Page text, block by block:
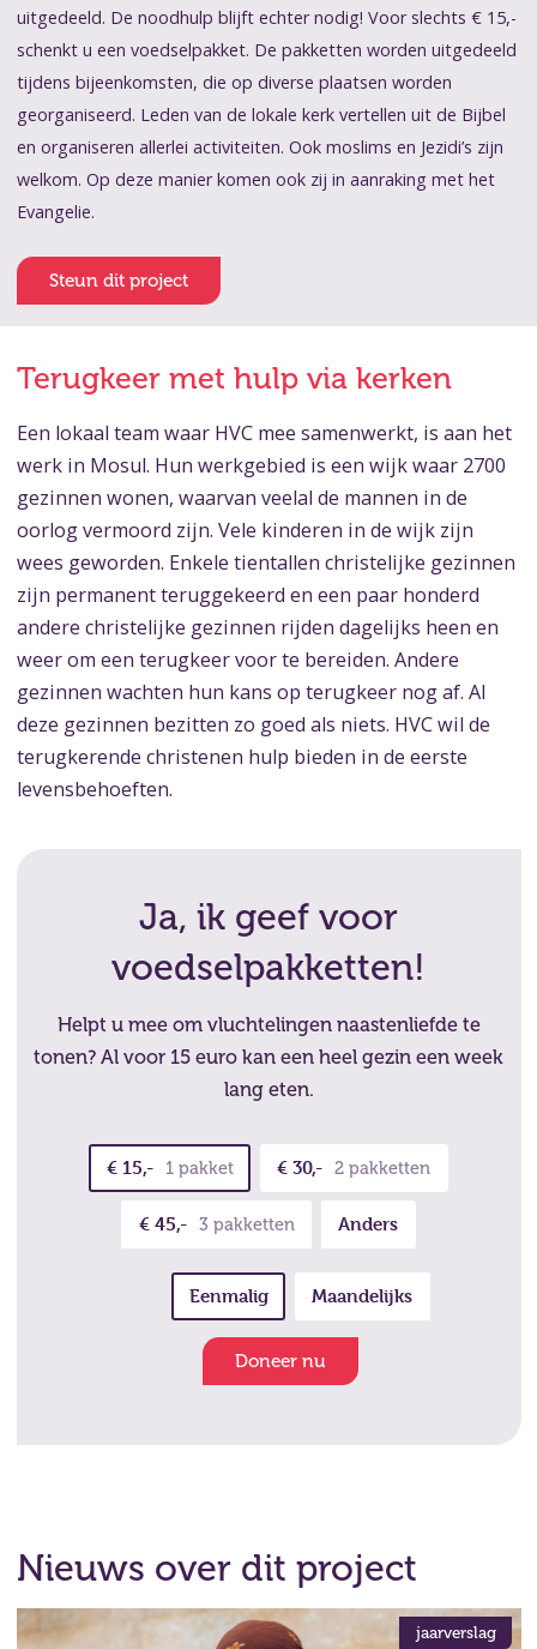
uitgedeeld. De noodhulp blijft echter nodig! Voor slechts € 15,-
schenkt u een voedselpakket. De pakketten worden uitgedeeld
tijdens bijeenkomsten, die op diverse plaatsen worden
georganiseerd. Leden van de lokale kerk vertellen uit de Bijbel
en organiseren allerlei activiteiten. Ook moslims en Jezidi’s zijn
welkom. Op deze manier komen ook zij in aanraking met het
Evangelie.
Steun dit project
Terugkeer met hulp via kerken
Een lokaal team waar HVC mee samenwerkt, is aan het
werk in Mosul. Hun werkgebied is een wijk waar 2700
gezinnen wonen, waarvan veelal de mannen in de
oorlog vermoord zijn. Vele kinderen in de wijk zijn
wees geworden. Enkele tientallen christelijke gezinnen
zijn permanent teruggekeerd en een paar honderd
andere christelijke gezinnen rijden dagelijks heen en
weer om een terugkeer voor te bereiden. Andere
gezinnen wachten hun kans op terugkeer nog af. Al
deze gezinnen bezitten zo goed als niets. HVC wil de
terugkerende christenen hulp bieden in de eerste
levensbehoeften.
Ja, ik geef voor
voedselpakketten!
Helpt u mee om vluchtelingen naastenliefde te
tonen? Al voor 15 euro kan een heel gezin een week
lang eten.
€ 15,- 1 pakket € 30,- 2 pakketten
€ 45,- 3 pakketten Anders
Eenmalig Maandelijks
Doneer nu
Nieuws over dit project
jaarverslag